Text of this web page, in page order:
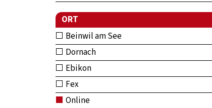
ORT
Beinwil am See
Dornach
Ebikon
Fex
Online